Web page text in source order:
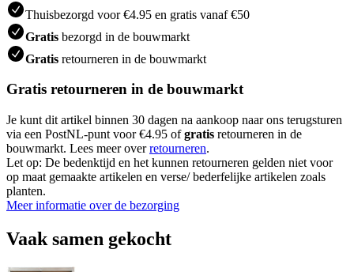
Thuisbezorgd voor €4.95 en gratis vanaf €50
Gratis bezorgd in de bouwmarkt
Gratis retourneren in de bouwmarkt
Gratis retourneren in de bouwmarkt
Je kunt dit artikel binnen 30 dagen na aankoop naar ons terugsturen
via een PostNL-punt voor €4.95 ofgratis retourneren in de
bouwmarkt. Lees meer overretourneren.
Let op: De bedenktijd en het kunnen retourneren gelden niet voor
op maat gemaakte artikelen en verse/ bederfelijke artikelen zoals
planten.
Meer informatie over de bezorging
Vaak samen gekocht